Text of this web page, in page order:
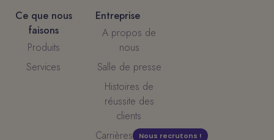
Ce que nous
faisons
Produits
Services
Entreprise
A propos de
nous
Salle de presse
Histoires de
réussite des
clients
Carrières
Nous recrutons !